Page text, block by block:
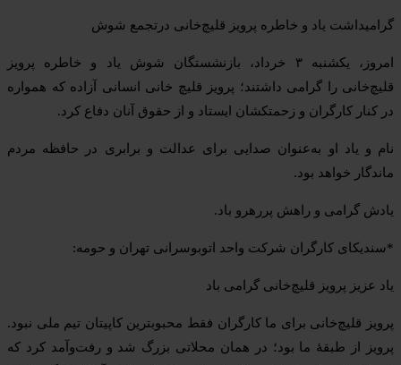
گرامیداشت یاد و خاطره پرویز قلیچ‌خانی درتجمع شوش
امروز، یکشنبه ۳ خرداد، بازنشستگان شوش یاد و خاطره پرویز
قلیچ‌خانی را گرامی داشتند؛ پرویز قلیچ خانی انسانی آزاده که همواره
در کنار کارگران و زحمتکشان ایستاد و از حقوق آنان دفاع کرد.
نام و یاد او به‌عنوان صدایی برای عدالت و برابری در حافظه مردم
ماندگار خواهد بود.
یادش گرامی و راهش پررهرو باد.
*سندیکای کارگران شرکت واحد اتوبوسرانی تهران و حومه:
یاد عزیز پرویز قلیچ‌خانی گرامی باد
پرویز قلیچ‌خانی برای ما کارگران فقط محبوبترین کاپیتان تیم ملی نبود.
پرویز از طبقهٔ ما بود؛ در همان محلاتی بزرگ شد و رفت‌وآمد کرد که